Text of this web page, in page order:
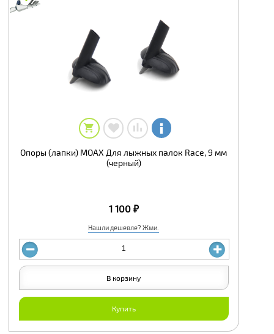
Опоры (лапки) MOAX Для лыжных палок Race, 9 мм
(черный)
Нашли дешевле? Жми.
1 100 ₽
Купить
В корзину